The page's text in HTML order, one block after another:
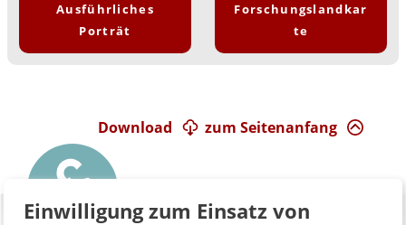
Ausführliches
Porträt
Forschungslandkar
te
zum Seitenanfang
Download
Einwilligung zum Einsatz von